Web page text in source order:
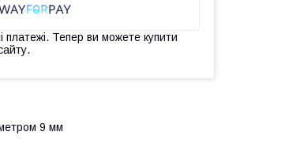
платежі. Тепер ви можете купити
9 мм